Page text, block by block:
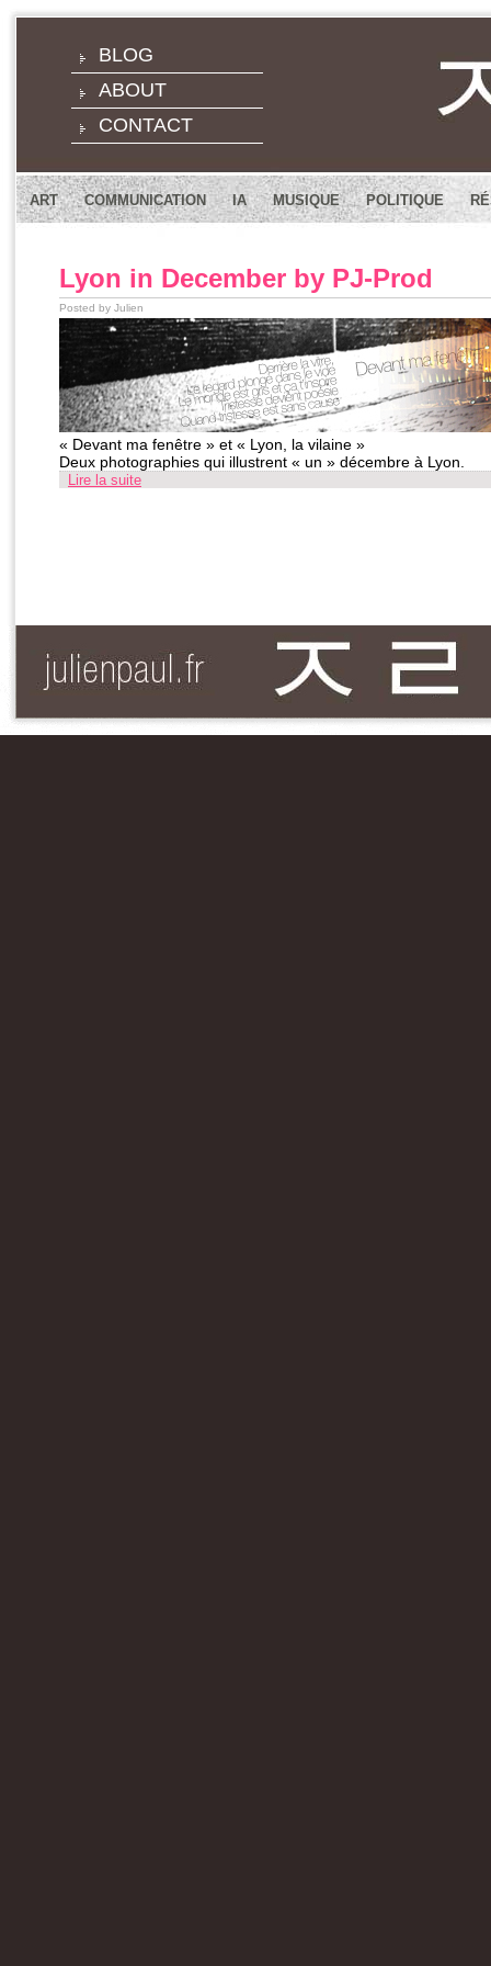
BLOG
ABOUT
CONTACT
ART COMMUNICATION IA MUSIQUE POLITIQUE
Lyon in December by PJ-Prod
Posted by Julien
« Devant ma fenêtre » et « Lyon, la vilaine »
Deux photographies qui illustrent « un » décembre à Lyon.
Lire la suite